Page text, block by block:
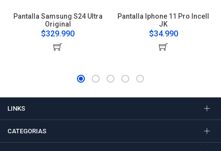
Pantalla Samsung S24 Ultra
Original
$329.990
Pantalla Iphone 11 Pro Incell
JK
$34.990
LINKS
CATEGORIAS